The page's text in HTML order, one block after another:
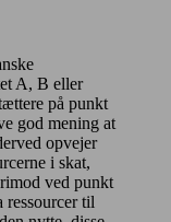
A, B eller
på punkt
god mening at
opvejer
i skat,
ved punkt
ressourcer til